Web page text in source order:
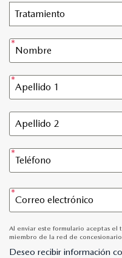
Tratamiento
Al enviar este formulario aceptas el
miembro de la red de
Deseo recibir información